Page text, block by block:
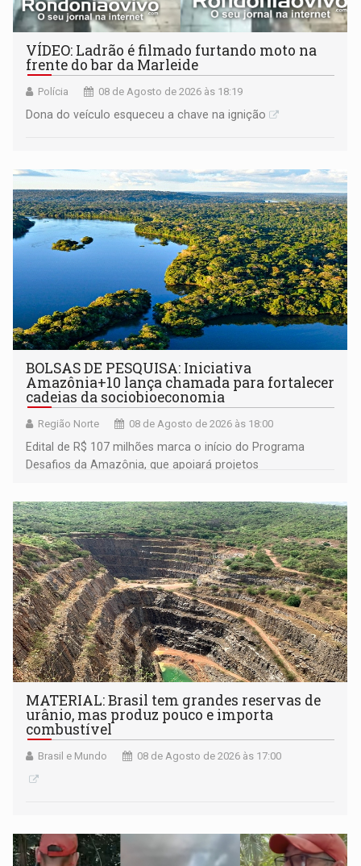
VÍDEO: Ladrão é filmado furtando moto na
frente do bar da Marleide
Polícia 08 de Agosto de 2026 às 18:19
Dona do veículo esqueceu a chave na ignição
BOLSAS DE PESQUISA: Iniciativa
Amazônia+10 lança chamada para fortalecer
cadeias da sociobioeconomia
Região Norte 08 de Agosto de 2026 às 18:00
Edital de R$ 107 milhões marca o início do Programa
Desafios da Amazônia, que apoiará projetos
submissão de pré-propostas poderá ser feita até 1º de
setembro
MATERIAL: Brasil tem grandes reservas de
urânio, mas produz pouco e importa
combustível
Brasil e Mundo 08 de Agosto de 2026 às 17:00